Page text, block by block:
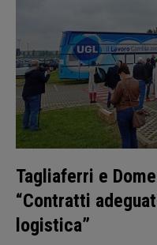
Tagliaferri e
“Contratti
logistica”